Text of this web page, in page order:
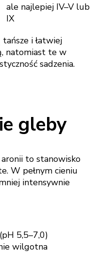
ale najlepiej IV–V lub
IX
i łatwiej
natomiast te w
sadzenia.
gleby
to stanowisko
W pełnym cieniu
intensywnie
5,5–7,0)
wilgotna